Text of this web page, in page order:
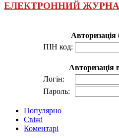
ЕЛЕКТРОННИЙ
Авторизація
ПІН код:
Авторизація
Логін:
Пароль:
Популярно
Свіжі
Коментарі